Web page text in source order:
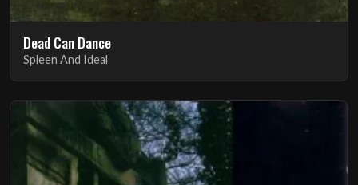
Dead Can Dance
Spleen And Ideal